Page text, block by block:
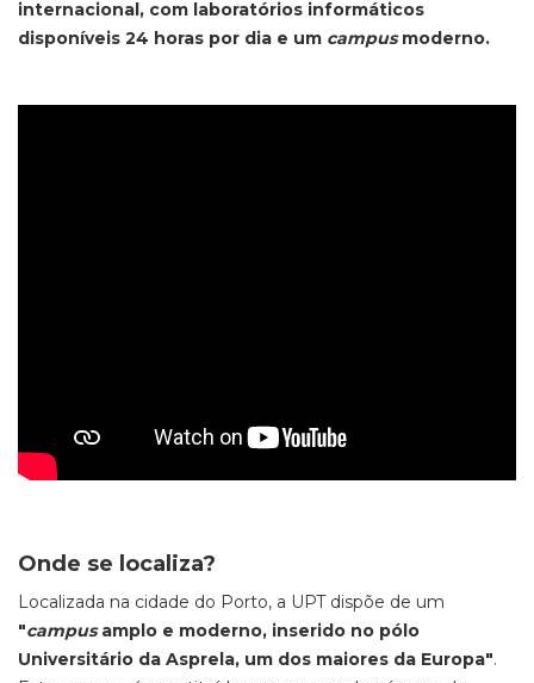
internacional, com laboratórios informáticos
disponíveis 24 horas por dia e um campusmoderno.
Onde se localiza?
Localizada na cidade do Porto, a UPT dispõe de um
"campusamplo e moderno, inserido no pólo
Universitário da Asprela, um dos maiores da Europa".